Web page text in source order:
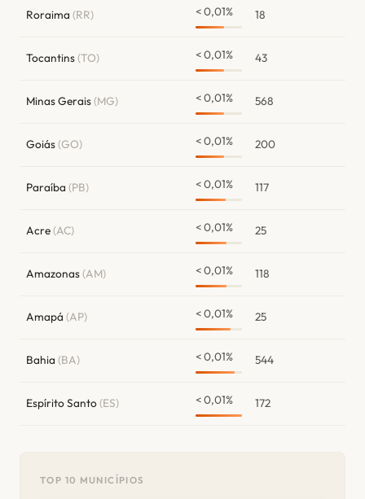
Roraima (RR) < 0,01% 18
Tocantins(TO) < 0,01% 43
Minas Gerais(MG) < 0,01% 568
Goiás(GO) < 0,01% 200
Paraíba (PB) < 0,01% 117
Acre(AC) < 0,01% 25
Amazonas(AM) < 0,01% 118
Amapá (AP) < 0,01% 25
Bahia (BA) < 0,01% 544
Espírito Santo(ES) < 0,01% 172
TOP 10 MUNICÍPIOS